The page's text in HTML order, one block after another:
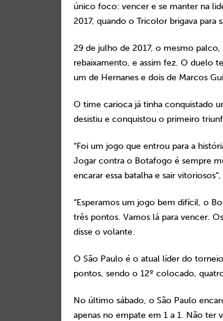
único foco: vencer e se manter na
2017, quando o Tricolor brigava
29 de julho de 2017, o mesmo
rebaixamento, e assim fez. O duelo
um de Hernanes e dois de Marcos
O time carioca já tinha conquistado
desistiu e conquistou o primeiro
“Foi um jogo que entrou para a
Jogar contra o Botafogo é sempre
encarar essa batalha e sair
“Esperamos um jogo bem difícil, o
três pontos. Vamos lá para vencer.
disse o volante.
O São Paulo é o atual líder do
pontos, sendo o 12º colocado,
No último sábado, o São Paulo
apenas no empate em 1 a 1. Não